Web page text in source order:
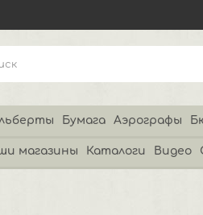
Бумага Аэрографы
магазины Каталоги Видео